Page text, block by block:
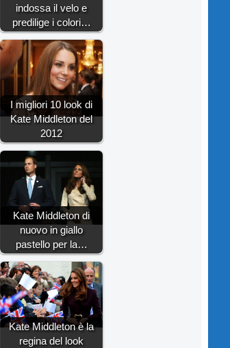
indossa il velo e
predilige i colori…
I migliori 10 look di
Kate Middleton del
2012
Kate Middleton di
nuovo in giallo
pastello per la…
Kate Middleton è la
regina del look